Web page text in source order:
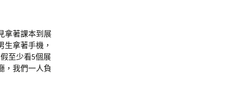
拿著課本到展
生拿著手機，
至少看5個展
，我們一人負